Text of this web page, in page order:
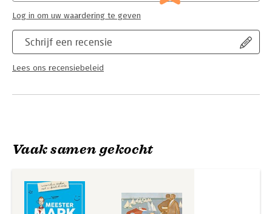
Schrijf een recensie
Lees ons recensiebeleid
Log in om uw waardering te geven
Vaak samen gekocht